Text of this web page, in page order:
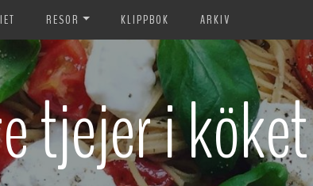
RESOR KLIPPBOK ARKIV
tjejer i köket